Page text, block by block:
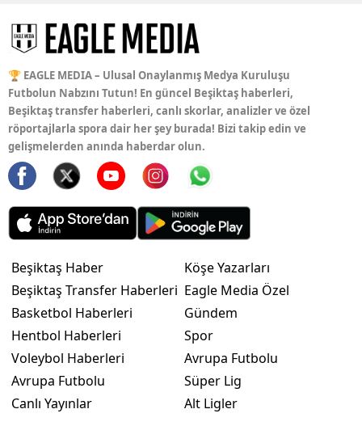
🏆 EAGLE MEDIA – Ulusal Onaylanmış Medya Kuruluşu
Futbolun Nabzını Tutun! En güncel Beşiktaş haberleri,
Beşiktaş transfer haberleri, canlı skorlar, analizler ve özel
röportajlarla spora dair her şey burada! Bizi takip edin ve
gelişmelerden anında haberdar olun.
Beşiktaş Haber
Beşiktaş Transfer Haberleri
Basketbol Haberleri
Hentbol Haberleri
Voleybol Haberleri
Avrupa Futbolu
Canlı Yayınlar
Köşe Yazarları
Eagle Media Özel
Gündem
Spor
Avrupa Futbolu
Süper Lig
Alt Ligler